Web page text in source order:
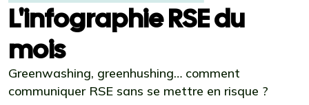
L'infographie RSE du
mois
Greenwashing, greenhushing… comment
communiquer RSE sans se mettre en risque ?